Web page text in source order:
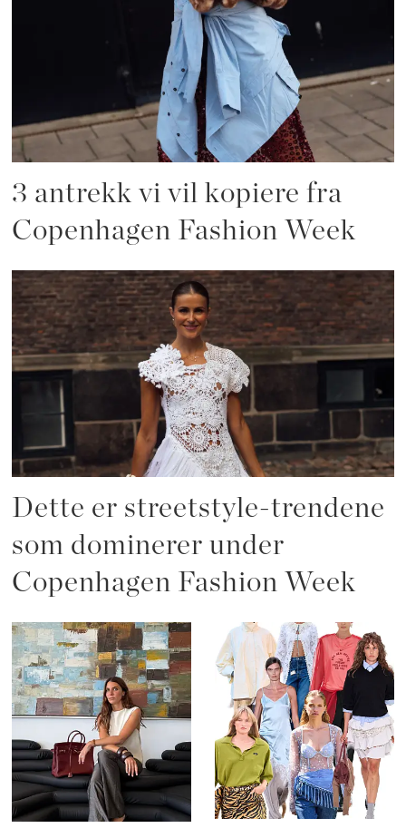
3 antrekk vi vil kopiere fra
Copenhagen Fashion Week
Dette er streetstyle-trendene
som dominerer under
Copenhagen Fashion Week